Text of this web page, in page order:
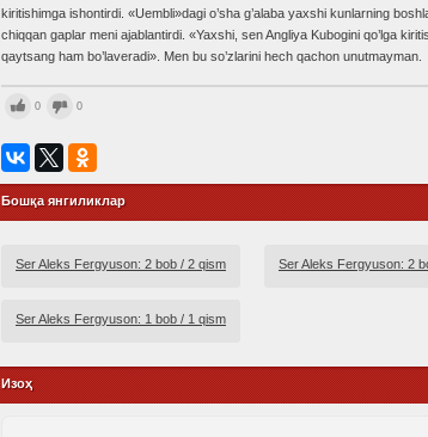
kiritishimga ishontirdi. «Uembli»dagi o’sha g’alaba yaxshi kunlarning
chiqqan gaplar meni ajablantirdi. «Yaxshi, sen Angliya Kubogini qo’lga
qaytsang ham bo’laveradi». Men bu so’zlarini hech qachon unutmayman.
0
0
Бошқа янгиликлар
Ser Aleks Fergyuson: 2 bob / 2 qism Ser Aleks Fergyuson: 2
Ser Aleks Fergyuson: 1 bob / 1 qism
Изоҳ